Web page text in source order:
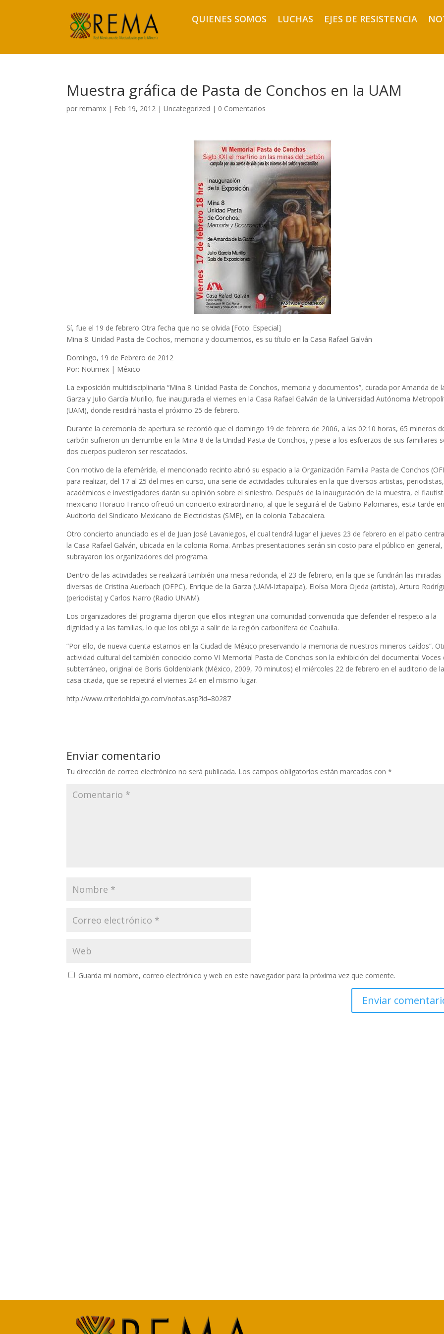
QUIENES SOMOS LUCHAS EJES DE RESISTENCIA
Muestra gráfica de Pasta de Conchos en la UAM
porremamx | Feb 19, 2012 |Uncategorized | 0 Comentarios
Sí, fue el 19 de febrero Otra fecha que no se olvida [Foto: Especial]
Mina 8. Unidad Pasta de Cochos, memoria y documentos, es su título en la Casa Rafael Galván
Domingo, 19 de Febrero de 2012
Por: Notimex | México
La exposición multidisciplinaria “Mina 8. Unidad Pasta de Conchos, memoria y documentos”, curada por Amanda de
Garza y Julio García Murillo, fue inaugurada el viernes en la Casa Rafael Galván de la Universidad Autónoma
(UAM), donde residirá hasta el próximo 25 de febrero.
Durante la ceremonia de apertura se recordó que el domingo 19 de febrero de 2006, a las 02:10 horas, 65 mineros
carbón sufrieron un derrumbe en la Mina 8 de la Unidad Pasta de Conchos, y pese a los esfuerzos de sus familiares
dos cuerpos pudieron ser rescatados.
Con motivo de la efeméride, el mencionado recinto abrió su espacio a la Organización Familia Pasta de Conchos
para realizar, del 17 al 25 del mes en curso, una serie de actividades culturales en la que diversos artistas, periodistas,
académicos e investigadores darán su opinión sobre el siniestro. Después de la inauguración de la muestra, el
mexicano Horacio Franco ofreció un concierto extraordinario, al que le seguirá el de Gabino Palomares, esta tarde
Auditorio del Sindicato Mexicano de Electricistas (SME), en la colonia Tabacalera.
Otro concierto anunciado es el de Juan José Lavaniegos, el cual tendrá lugar el jueves 23 de febrero en el patio
la Casa Rafael Galván, ubicada en la colonia Roma. Ambas presentaciones serán sin costo para el público en general,
subrayaron los organizadores del programa.
Dentro de las actividades se realizará también una mesa redonda, el 23 de febrero, en la que se fundirán las miradas
diversas de Cristina Auerbach (OFPC), Enrique de la Garza (UAM-Iztapalpa), Eloísa Mora Ojeda (artista), Arturo
(periodista) y Carlos Narro (Radio UNAM).
Los organizadores del programa dijeron que ellos integran una comunidad convencida que defender el respeto a la
dignidad y a las familias, lo que los obliga a salir de la región carbonífera de Coahuila.
“Por ello, de nueva cuenta estamos en la Ciudad de México preservando la memoria de nuestros mineros caídos”.
actividad cultural del también conocido como VI Memorial Pasta de Conchos son la exhibición del documental Voces
subterráneo, original de Boris Goldenblank (México, 2009, 70 minutos) el miércoles 22 de febrero en el auditorio de
casa citada, que se repetirá el viernes 24 en el mismo lugar.
http://www.criteriohidalgo.com/notas.asp?id=80287
Enviar comentario
Tu dirección de correo electrónico no será publicada. Los campos obligatorios están marcados con*
Guarda mi nombre, correo electrónico y web en este navegador para la próxima vez que comente.